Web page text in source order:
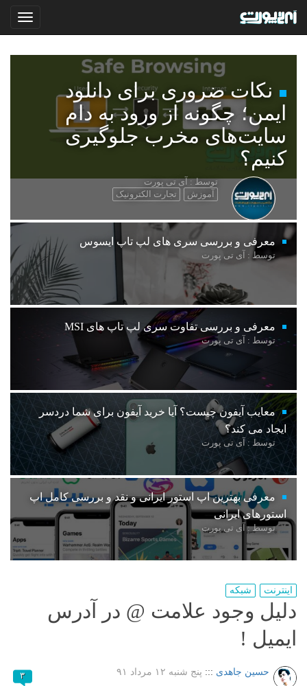
نکات ضروری برای دانلود
ایمن؛ چگونه از ورود به دام
سایت‌های مخرب جلوگیری
کنیم؟
توسط : آی تی پورت
آموزش
تجارت الکترونیک
معرفی و بررسی سری های لپ تاپ ایسوس
توسط : آی تی پورت
معرفی و بررسی تفاوت سری لپ تاپ های MSI
توسط : آی تی پورت
معایب آیفون چیست؟ آیا خرید آیفون برای شما دردسر
ایجاد می کند؟
توسط : آی تی پورت
معرفی بهترین اپ استور ایرانی و نقد و بررسی کامل اپ
استورهای ایرانی
توسط : آی تی پورت
اینترنت شبکه
دلیل وجود علامت @ در آدرس
ایمیل !
حسین جاهدی ::: پنج شنبه ۱۲ مرداد ۹۱ ۳